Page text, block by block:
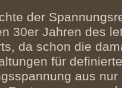
der
30er Jahren des
da schon die
für
aus nur